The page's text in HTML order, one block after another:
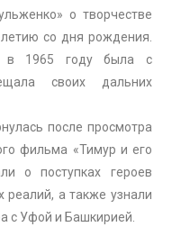
о творчестве
со дня рождения.
в 1965 году была с
своих дальних
после просмотра
фильма «Тимур и его
о поступках героев
а также узнали
с Уфой и Башкирией.